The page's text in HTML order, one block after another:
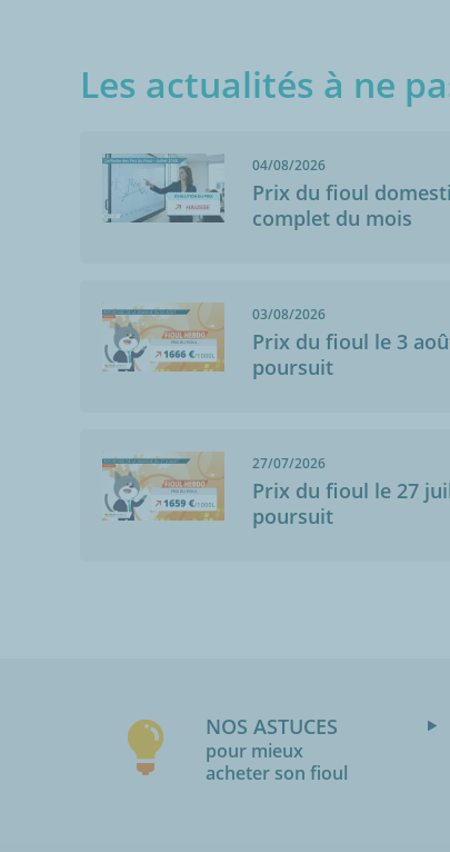
Les actualités à ne
04/08/2026
Prix du fioul
complet du mois
03/08/2026
Prix du fioul le 3
poursuit
27/07/2026
Prix du fioul le 27
poursuit
NOS ASTUCES
pour mieux
acheter son fioul